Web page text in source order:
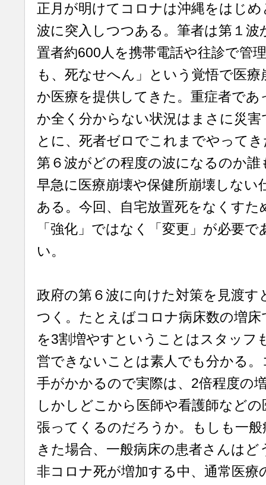
正月が明けてコロナは沖縄をはじ
波に突入しつつある。筆者は第１波
置者約600人を携帯電話や往診で管
も、死なせへん」という覚悟で医
か医療を提供してきた。重症者で
か全く分からない状況はまさに災
とに、死者ゼロでこれまでやって
第６波がどの程度の波になるのか
早急に医療崩壊や保健所崩壊しない
ある。今回、自宅放置死をなくす
「強化」ではなく「変更」が必要
い。
政府の第６波に向けた対策を見渡す
つく。たとえばコロナ病床数の増
を3割増やすということはスタッフ
営できないことは素人でも分かる
手がかかるので実際は、2倍程度の
しかしどこから医師や看護師など
張ってくるのだろうか。もしも一
きた場合、一般病床の患者さんは
非コロナ死が増加する中、通常医療